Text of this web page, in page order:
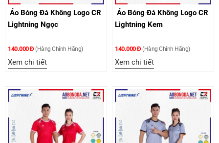
Áo Bóng Đá Không Logo CR
Lightning Ngọc
140.000 Đ (Hàng Chính Hãng)
Xem chi tiết
Áo Bóng Đá Không Logo CR
Lightning Kem
140.000 Đ (Hàng Chính Hãng)
Xem chi tiết